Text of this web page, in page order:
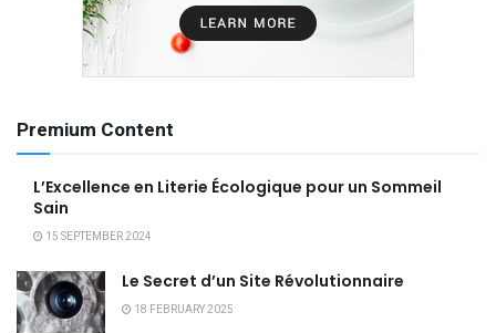
Premium Content
L’Excellence en Literie Écologique pour un Sommeil
Sain
15 SEPTEMBER 2024
Le Secret d’un Site Révolutionnaire
18 FEBRUARY 2025